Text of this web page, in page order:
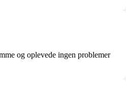
og oplevede ingen problemer